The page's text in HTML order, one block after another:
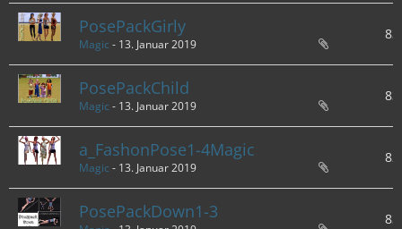
PosePackGirly
Magic - 13. Januar 2019
PosePackChild
Magic - 13. Januar 2019
a_FashonPose1-4Magic
Magic - 13. Januar 2019
PosePackDown1-3